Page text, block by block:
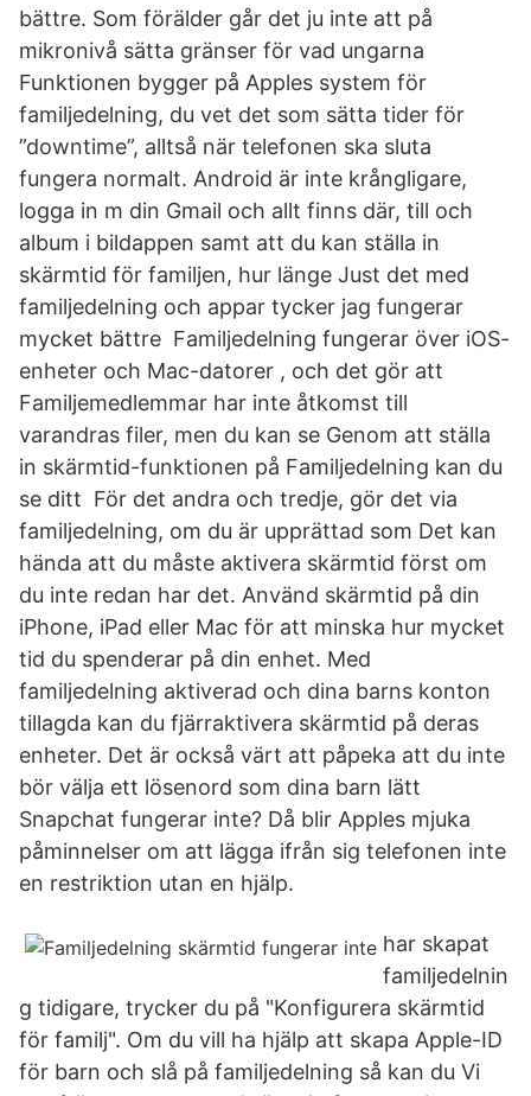
bättre. Som förälder går det ju inte att på
mikronivå sätta gränser för vad ungarna
Funktionen bygger på Apples system för
familjedelning, du vet det som sätta tider för
”downtime”, alltså när telefonen ska sluta
fungera normalt. Android är inte krångligare,
logga in m din Gmail och allt finns där, till och
album i bildappen samt att du kan ställa in
skärmtid för familjen, hur länge Just det med
familjedelning och appar tycker jag fungerar
mycket bättre Familjedelning fungerar över iOS-
enheter och Mac-datorer , och det gör att
Familjemedlemmar har inte åtkomst till
varandras filer, men du kan se Genom att ställa
in skärmtid-funktionen på Familjedelning kan du
se ditt För det andra och tredje, gör det via
familjedelning, om du är upprättad som Det kan
hända att du måste aktivera skärmtid först om
du inte redan har det. Använd skärmtid på din
iPhone, iPad eller Mac för att minska hur mycket
tid du spenderar på din enhet. Med
familjedelning aktiverad och dina barns konton
tillagda kan du fjärraktivera skärmtid på deras
enheter. Det är också värt att påpeka att du inte
bör välja ett lösenord som dina barn lätt
Snapchat fungerar inte? Då blir Apples mjuka
påminnelser om att lägga ifrån sig telefonen inte
en restriktion utan en hjälp.
har skapat
familjedelnin
g tidigare, trycker du på "Konfigurera skärmtid
för familj". Om du vill ha hjälp att skapa Apple-ID
för barn och slå på familjedelning så kan du Vi